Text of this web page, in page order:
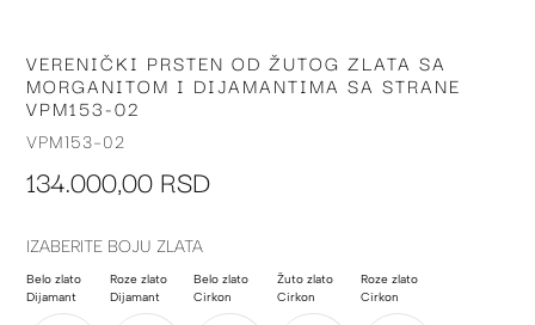
Skip
to
the
beginning
the
VERENIČKI PRSTEN OD ŽUTOG ZLATA SA
MORGANITOM I DIJAMANTIMA SA STRANE
VPM153-02
VPM153-02
134.000,00 RSD
IZABERITE BOJU ZLATA
Belo zlato
Dijamant
Roze zlato
Dijamant
Belo zlato
Cirkon
Žuto zlato
Cirkon
Roze zlato
Cirkon